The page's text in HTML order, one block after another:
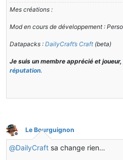
Mes créations :
Mod en cours de développement :
Datapacks : DailyCraft’s Craft(beta)
Je suis un membre apprécié et joueur,
réputation.
Hors-ligne
Le Bourguignon
@DailyCraft sa change rien…